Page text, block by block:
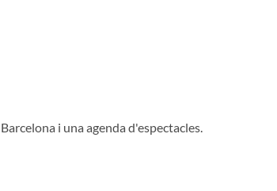
i una agenda d'espectacles.